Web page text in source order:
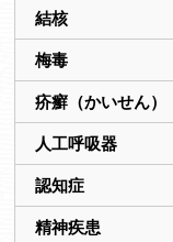
結核
梅毒
疥癬（かいせん）
人工呼吸器
認知症
精神疾患